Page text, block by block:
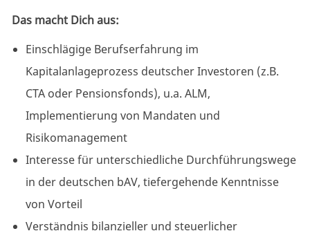
Das macht Dich aus:
Einschlägige Berufserfahrung im
Kapitalanlageprozess deutscher Investoren (z.B.
CTA oder Pensionsfonds), u.a. ALM,
Implementierung von Mandaten und
Risikomanagement
Interesse für unterschiedliche Durchführungswege
in der deutschen bAV, tiefergehende Kenntnisse
von Vorteil
Verständnis bilanzieller und steuerlicher